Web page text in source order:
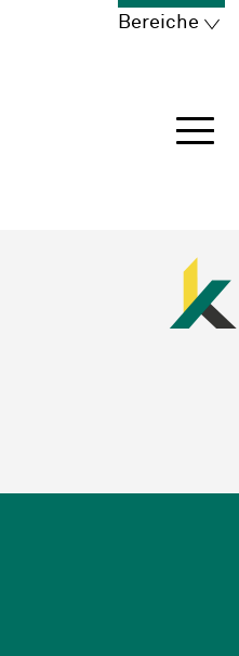
Kriens
Bereiche